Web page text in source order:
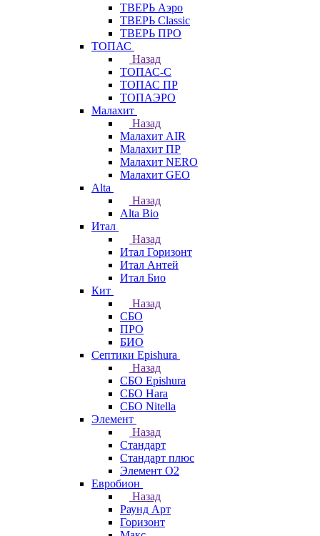
ТВЕРЬ Аэро
ТВЕРЬ Classic
ТВЕРЬ ПРО
ТОПАС
Назад
ТОПАС-С
ТОПАС ПР
ТОПАЭРО
Малахит
Назад
Малахит AIR
Малахит ПР
Малахит NERO
Малахит GEO
Alta
Назад
Alta Bio
Итал
Назад
Итал Горизонт
Итал Антей
Итал Био
Кит
Назад
СБО
ПРО
БИО
Септики Epishura
Назад
СБО Epishura
СБО Hara
СБО Nitella
Элемент
Назад
Стандарт
Стандарт плюс
Элемент О2
Евробион
Назад
Раунд Арт
Горизонт